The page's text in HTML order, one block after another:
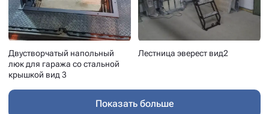
Двустворчатый напольный
люк для гаража со стальной
крышкой вид 3
Лестница эверест вид2
Показать больше